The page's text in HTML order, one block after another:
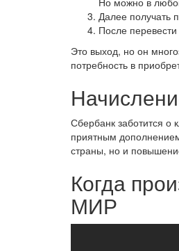
Далее получать
После
Это выход, но он
потребность в
Сбербанк заботится о
приятным
страны, но и
Когда
МИР